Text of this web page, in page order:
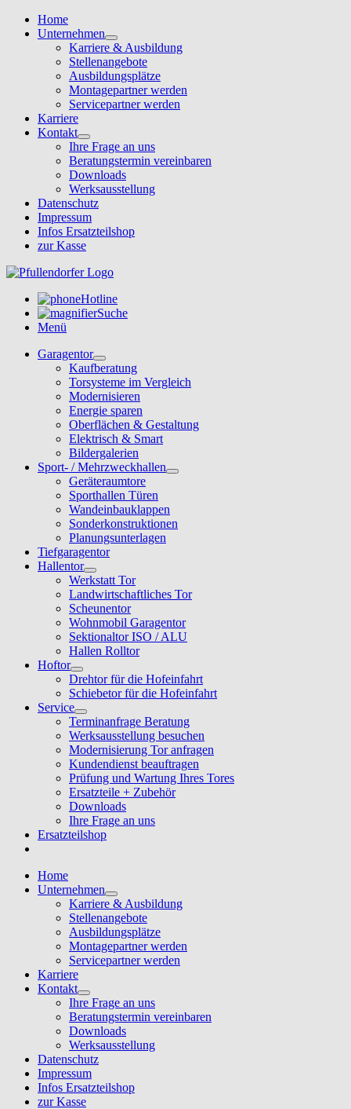
Home
Unternehmen
Karriere & Ausbildung
Stellenangebote
Ausbildungsplätze
Montagepartner werden
Servicepartner werden
Karriere
Kontakt
Ihre Frage an uns
Beratungstermin vereinbaren
Downloads
Werksausstellung
Datenschutz
Impressum
Infos Ersatzteilshop
zur Kasse
Hotline
Suche
Menü
Garagentor
Kaufberatung
Torsysteme im Vergleich
Modernisieren
Energie sparen
Oberflächen & Gestaltung
Elektrisch & Smart
Bildergalerien
Sport- / Mehrzweckhallen
Geräteraumtore
Sporthallen Türen
Wandeinbauklappen
Sonderkonstruktionen
Planungsunterlagen
Tiefgaragentor
Hallentor
Werkstatt Tor
Landwirtschaftliches Tor
Scheunentor
Wohnmobil Garagentor
Sektionaltor ISO / ALU
Hallen Rolltor
Hoftor
Drehtor für die Hofeinfahrt
Schiebetor für die Hofeinfahrt
Service
Terminanfrage Beratung
Werksausstellung besuchen
Modernisierung Tor anfragen
Kundendienst beauftragen
Prüfung und Wartung Ihres Tores
Ersatzteile + Zubehör
Downloads
Ihre Frage an uns
Ersatzteilshop
Home
Unternehmen
Karriere & Ausbildung
Stellenangebote
Ausbildungsplätze
Montagepartner werden
Servicepartner werden
Karriere
Kontakt
Ihre Frage an uns
Beratungstermin vereinbaren
Downloads
Werksausstellung
Datenschutz
Impressum
Infos Ersatzteilshop
zur Kasse